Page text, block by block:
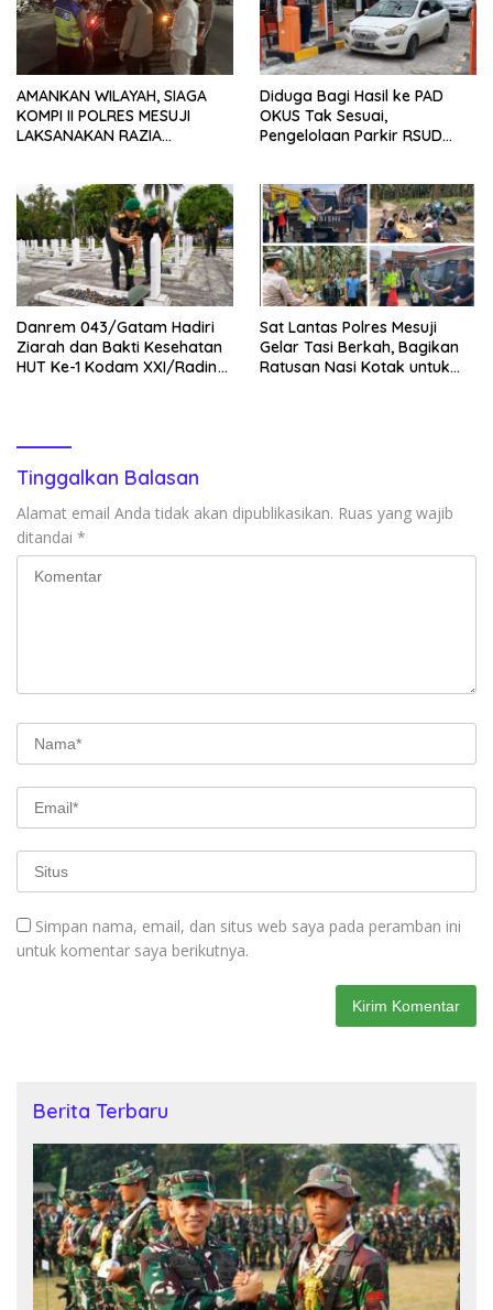
AMANKAN WILAYAH, SIAGA
KOMPI II POLRES MESUJI
LAKSANAKAN RAZIA
Diduga Bagi Hasil ke PAD
OKUS Tak Sesuai,
Pengelolaan Parkir RSUD
Danrem 043/Gatam Hadiri
Ziarah dan Bakti Kesehatan
HUT Ke-1 Kodam XXI/Radin
Sat Lantas Polres Mesuji
Gelar Tasi Berkah, Bagikan
Ratusan Nasi Kotak untuk
Tinggalkan Balasan
Alamat email Anda tidak akan dipublikasikan. Ruas yang wajib
ditandai *
Simpan nama, email, dan situs web saya pada peramban ini
untuk komentar saya berikutnya.
Berita Terbaru